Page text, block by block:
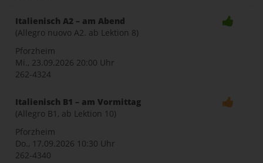
Italienisch A2 – am Abend
(Allegro nuovo A2. ab Lektion 8)
Pforzheim
Mi., 23.09.2026 20:00 Uhr
262-4324
Italienisch B1 – am Vormittag
(Allegro B1, ab Lektion 10)
Pforzheim
Do., 17.09.2026 10:30 Uhr
262-4340